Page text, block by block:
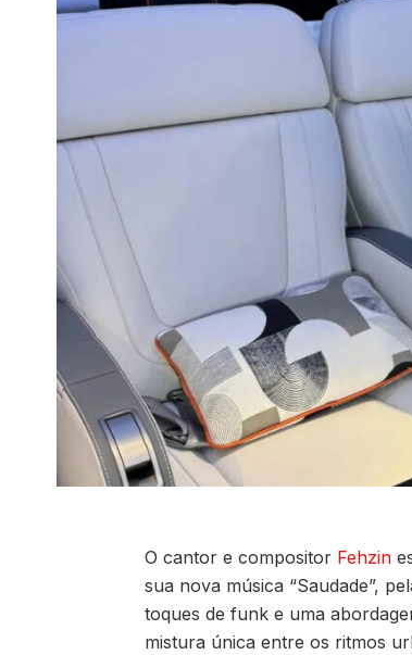
O cantor e compositor Fehzin
sua nova música “Saudade”,
toques de funk e uma
mistura única entre os ritmos